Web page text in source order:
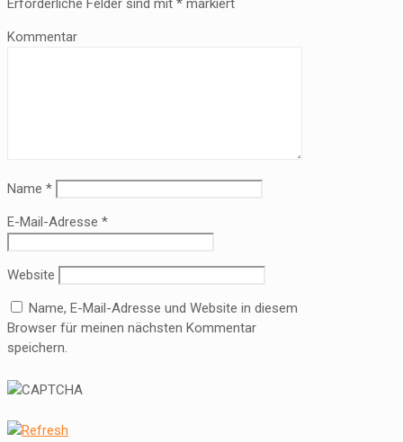
Erforderliche Felder sind mit * markiert
Kommentar
Name *
E-Mail-Adresse *
Website
Name, E-Mail-Adresse und Website in diesem
Browser für meinen nächsten Kommentar
speichern.